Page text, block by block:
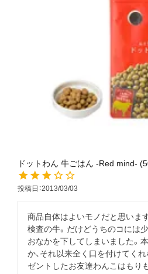
ドットわん 牛ごはん -Red mind-
投稿日 2013/03/03
商品自体はよいモノだと思いま
検査の牛。だけどうちのコには
おなかを下してしまいました。
か、それ以来全く口を付けてく
ゼントしたお友達わんこはもり